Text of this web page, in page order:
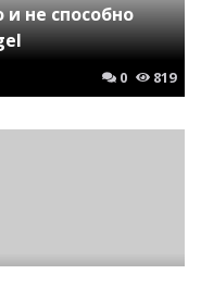
не способно
0 819